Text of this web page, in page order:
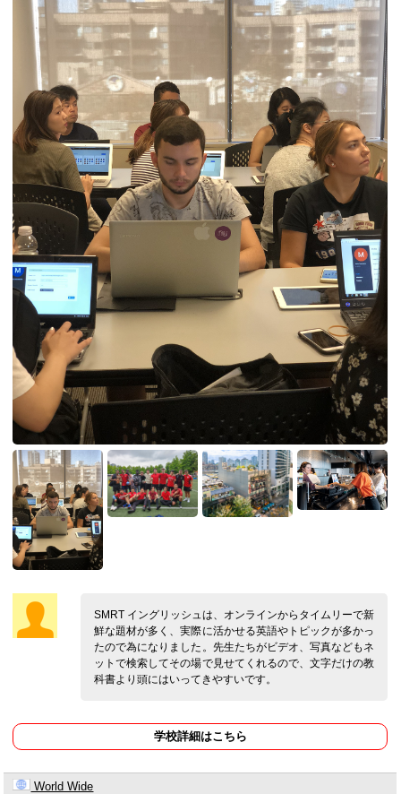
SMRT イングリッシュは、オンラインからタイムリーで新
鮮な題材が多く、実際に活かせる英語やトピックが多かっ
たので為になりました。先生たちがビデオ、写真などもネ
ットで検索してその場で見せてくれるので、文字だけの教
科書より頭にはいってきやすいです。
学校詳細はこちら
World Wide